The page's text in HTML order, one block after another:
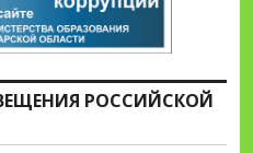
РОССИЙСКОЙ